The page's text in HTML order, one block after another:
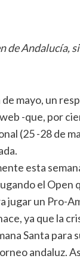
de
mayo, un
-que, por
(25 -28 de
esta
el
jugar un Pro-
ya que la
Santa
andaluz.